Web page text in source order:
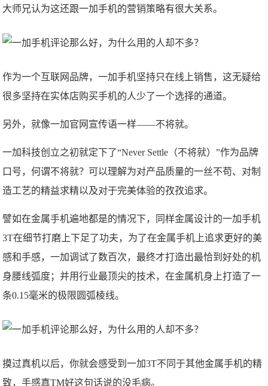
大师兄认为这还跟一加手机的营销策略有很大关系。
作为一个互联网品牌，一加手机坚持只在线上销售，这无疑给
很多坚持在实体店购买手机的人少了一个选择的通道。
另外，就像一加官网宣传语一样——不将就。
一加科技创立之初就定下了“Never Settle（不将就）”作为品牌
口号，何谓不将就？可以理解为对产品质量的一丝不苟、对制
造工艺的精益求精以及对于完美体验的孜孜追求。
譬如在金属手机遍地都是的情况下，同样金属设计的一加手机
3T在细节打磨上下足了功夫，为了在金属手机上追求更好的美
感和手感，一加调试了数百次，最终才打造出最恰到好处的机
身腰线弧度；并用行业最顶尖的技术，在金属机身上打造了一
条0.15毫米的极限圆弧棱线。
摸过真机以后，你就会感受到一加3T不同于其他金属手机的精
致，手感真TM好这句话说的没毛病。